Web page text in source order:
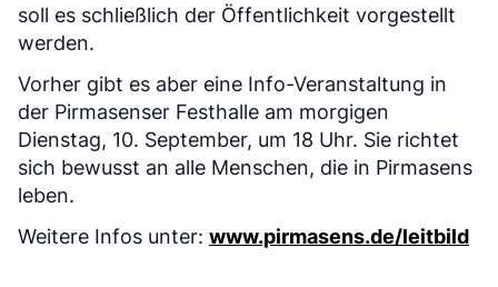
soll es schließlich der Öffentlichkeit vorgestellt
werden.
Vorher gibt es aber eine Info-Veranstaltung in
der Pirmasenser Festhalle am morgigen
Dienstag, 10. September, um 18 Uhr. Sie richtet
sich bewusst an alle Menschen, die in Pirmasens
leben.
Weitere Infos unter: www.pirmasens.de/leitbild